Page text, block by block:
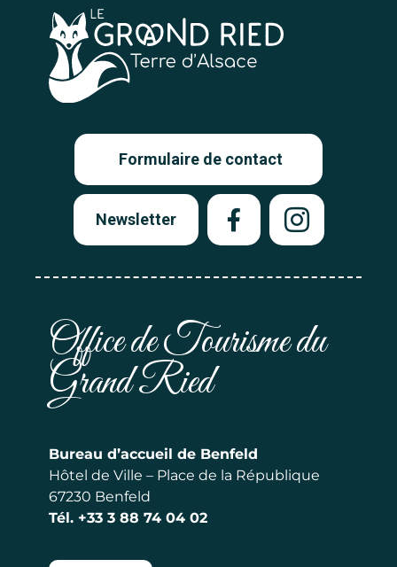
Formulaire de contact
Newsletter
Office de Tourisme du
Grand Ried
Bureau d’accueil de Benfeld
Hôtel de Ville – Place de la République
67230 Benfeld
Tél. +33 3 88 74 04 02